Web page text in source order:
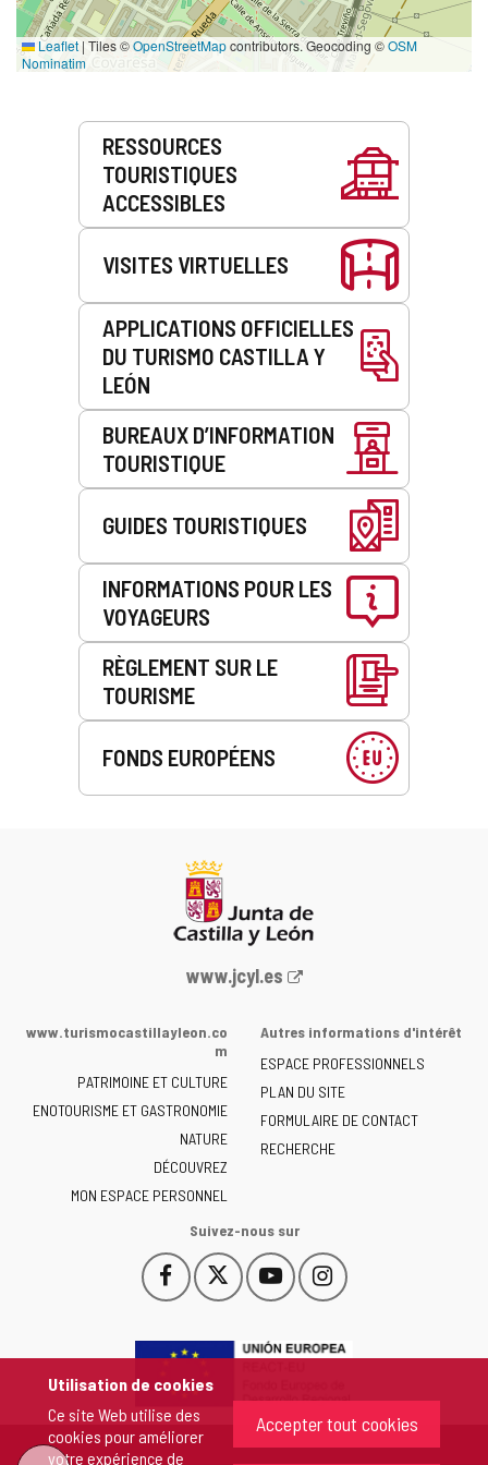
Utilisation de cookies
Ce site Web utilise des
cookies pour améliorer
votre expérience de
Accepter tout cookies
Leaflet | Tiles ©OpenStreetMapcontributors. Geocoding ©OSM
Nominatim
Prestations
RESSOURCES
TOURISTIQUES
ACCESSIBLES
VISITES VIRTUELLES
APPLICATIONS OFFICIELLES
DU TURISMO CASTILLA Y
LEÓN
BUREAUX D’INFORMATION
TOURISTIQUE
GUIDES TOURISTIQUES
INFORMATIONS POUR LES
VOYAGEURS
RÈGLEMENT SUR LE
TOURISME
FONDS EUROPÉENS
Portail
la
de
Castilla
y
León
-
www.jcyl.es
www.turismocastillayleon.co
m
PATRIMOINE ET CULTURE
ENOTOURISME ET GASTRONOMIE
NATURE
DÉCOUVREZ
MON ESPACE PERSONNEL
Autres informations d'intérêt
ESPACE PROFESSIONNELS
PLAN DU SITE
FORMULAIRE DE CONTACT
RECHERCHE
Suivez-nous sur
Facebook
Este
enlace
abrirá
una
ventana
nueva.
Este
enlace
abrirá
ventana
nueva.
YouTube
Este
enlace
abrirá
ventana
nueva.
Instagram
Este
enlace
abrirá
ventana
nueva.